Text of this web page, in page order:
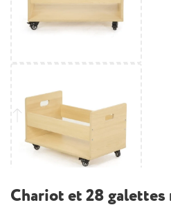
Chariot et 28 galettes